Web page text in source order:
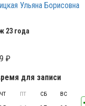
Ульяна Борисовна
23 года
₽
для записи
ЧТ ПТ СБ ВС